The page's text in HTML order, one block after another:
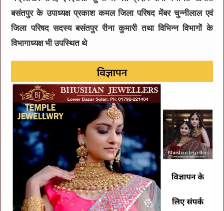
बसंतपुर के उपाध्यक्ष प्रकाश कमल जिला परिषद मेंबर चुन्नीलाल एवं
जिला परिषद सदस्य बसंतपुर रीना कुमारी तथा विभिन्न विभागों के
विभागाध्यक्ष भी उपस्थित थे